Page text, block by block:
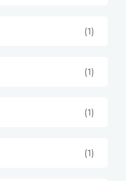
(1)
(1)
(1)
(1)